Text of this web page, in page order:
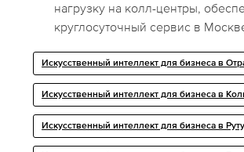
нагрузку на колл-центры,
круглосуточный сервис в
Искусственный интеллект для бизнеса в
Искусственный интеллект для бизнеса в
Искусственный интеллект для бизнеса в